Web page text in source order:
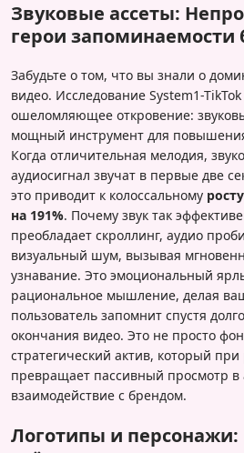
Звуковые ассеты:
герои запоминаемости
Забудьте о том, что вы знали о
видео. Исследование System1-
ошеломляющее откровение:
мощный инструмент для
Когда отличительная мелодия,
аудиосигнал звучат в первые две
это приводит к колоссальному
на 191%. Почему звук так
преобладает скроллинг, аудио
визуальный шум, вызывая
узнавание. Это эмоциональный
рациональное мышление, делая
пользователь запомнит спустя
окончания видео. Это не просто
стратегический актив, который
превращает пассивный просмотр в
взаимодействие с брендом.
Логотипы и персонажи: